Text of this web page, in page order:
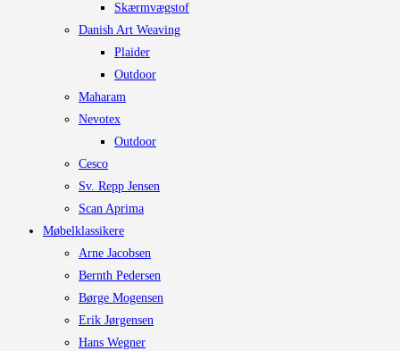
Skærmvægstof
Danish Art Weaving
Plaider
Outdoor
Maharam
Nevotex
Outdoor
Cesco
Sv. Repp Jensen
Scan Aprima
Møbelklassikere
Arne Jacobsen
Bernth Pedersen
Børge Mogensen
Erik Jørgensen
Hans Wegner